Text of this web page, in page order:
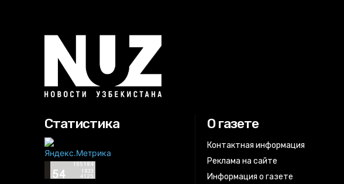
Статистика О газете
Контактная информация
Реклама на сайте
Информация о газете